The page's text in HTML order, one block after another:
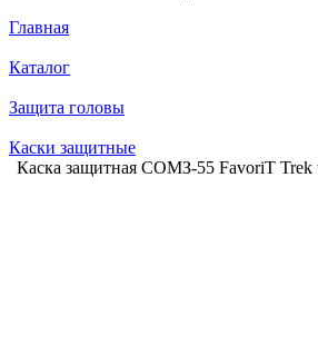
Главная
Каталог
Защита головы
Каски защитные
Каска защитная СОМЗ-55 FavoriT